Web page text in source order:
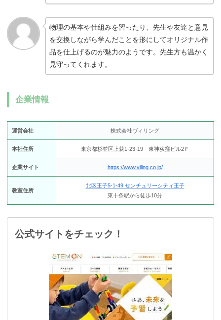
物理の基本や仕組みを習ったり、先生や友達と意見
を交換しながら学んだことを形にしてオリジナル作
品を仕上げるのが魅力のようです。先生方も温かく
見守ってくれます。
企業情報
運営会社 株式会社ヴィリング
本社住所 東京都杉並区上荻1-23-19 東神荻窪ビル2Ｆ
企業サイト https://www.viling.co.jp/
教室住所
北区王子5-1-49 センチュリーシティ王子
東十条駅から徒歩10分
公式サイトをチェック！